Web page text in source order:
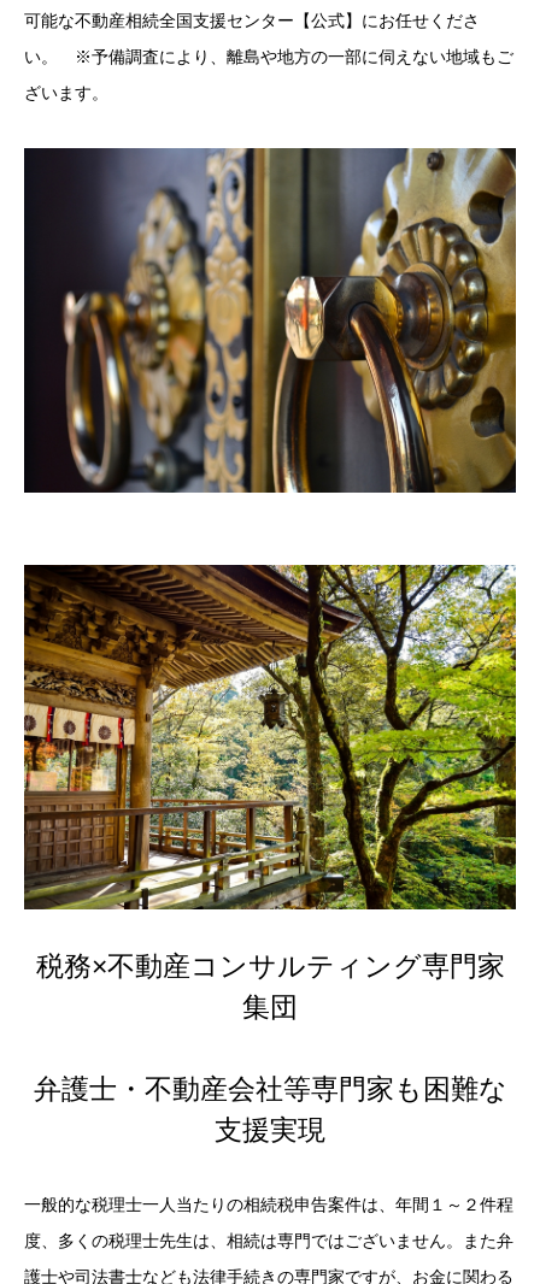
可能な不動産相続全国支援センター【公式】にお任せくださ
い。 ※予備調査により、離島や地方の一部に伺えない地域もご
ざいます。
税務×不動産コンサルティング専門家
集団
弁護士・不動産会社等専門家も困難な
支援実現
一般的な税理士一人当たりの相続税申告案件は、年間１～２件程
度、多くの税理士先生は、相続は専門ではございません。また弁
護士や司法書士なども法律手続きの専門家ですが、お金に関わる